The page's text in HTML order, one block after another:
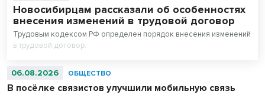
Новосибирцам рассказали об особенностях
внесения изменений в трудовой договор
Трудовым кодексом РФ определен порядок внесения изменений
в трудовой договор.
06.08.2026 ОБЩЕСТВО
В посёлке связистов улучшили мобильную связь